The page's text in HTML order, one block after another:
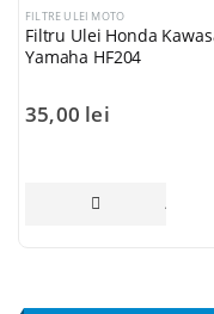
FILTRE ULEI MOTO
Filtru Ulei Honda
Yamaha HF204
35,00 lei